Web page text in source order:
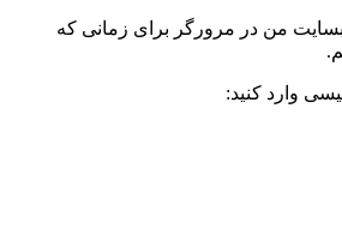
من در مرورگر برای زمانی که
وارد کنید: